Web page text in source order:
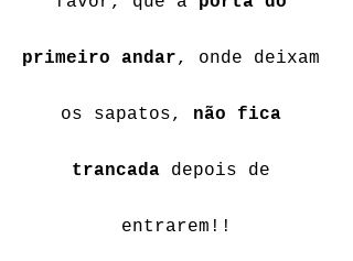
primeiro andar, onde deixam
os sapatos, não fica
trancada depois de
entrarem!!